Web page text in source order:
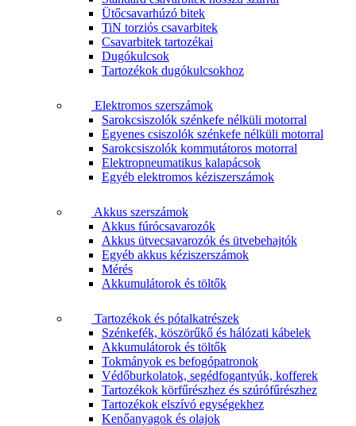
Ütőcsavarhúzó bitek
TiN torziós csavarbitek
Csavarbitek tartozékai
Dugókulcsok
Tartozékok dugókulcsokhoz
Elektromos szerszámok
Sarokcsiszolók szénkefe nélküli motorral
Egyenes csiszolók szénkefe nélküli motorral
Sarokcsiszolók kommutátoros motorral
Elektropneumatikus kalapácsok
Egyéb elektromos kéziszerszámok
Akkus szerszámok
Akkus fúrócsavarozók
Akkus ütvecsavarozók és ütvebehajtók
Egyéb akkus kéziszerszámok
Mérés
Akkumulátorok és töltők
Tartozékok és pótalkatrészek
Szénkefék, köszörűkő és hálózati kábelek
Akkumulátorok és töltők
Tokmányok es befogópatronok
Védőburkolatok, segédfogantyúk, kofferek
Tartozékok körfűrészhez és szúrófűrészhez
Tartozékok elszívó egységekhez
Kenőanyagok és olajok